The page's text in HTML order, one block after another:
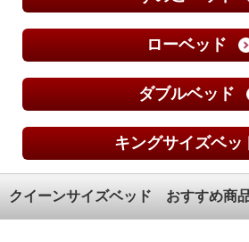
ローベッド
ダブルベッド
キングサイズベッ
クイーンサイズベッド おすすめ商